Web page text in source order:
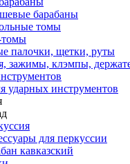
барабаны
томы
палочки, щетки, руты
зажимы, клэмпы,
ударных инструментов
для перкуссии
кавказский